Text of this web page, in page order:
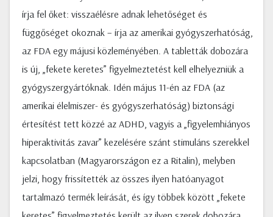
írja fel őket: visszaélésre adnak lehetőséget és
függőséget okoznak – írja az amerikai gyógyszerhatóság,
az FDA egy májusi közleményében. A tabletták dobozára
is új, „fekete keretes” figyelmeztetést kell elhelyezniük a
gyógyszergyártóknak. Idén május 11-én az FDA (az
amerikai élelmiszer- és gyógyszerhatóság) biztonsági
értesítést tett közzé az ADHD, vagyis a „figyelemhiányos
hiperaktivitás zavar” kezelésére szánt stimuláns szerekkel
kapcsolatban (Magyarországon ez a Ritalin), melyben
jelzi, hogy frissítették az összes ilyen hatóanyagot
tartalmazó termék leírását, és így többek között „fekete